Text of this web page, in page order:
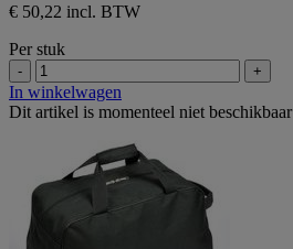
€ 50,22 incl. BTW
Per stuk
- +
In winkelwagen
Dit artikel is momenteel niet beschikbaar